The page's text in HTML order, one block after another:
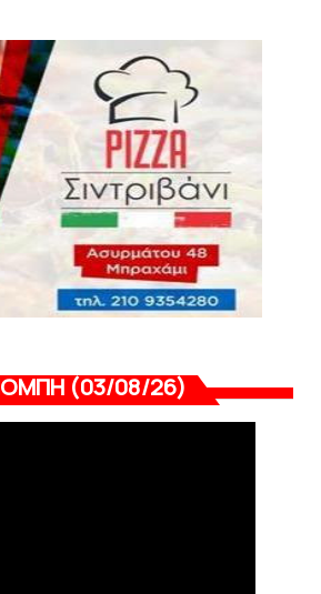
HEADLINES
O άξονας που «γεμίζει»
και εμπειρία!
August 07, 2026
(03/08/26)